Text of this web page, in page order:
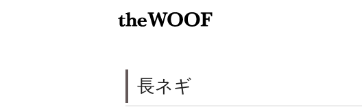
長ネギ